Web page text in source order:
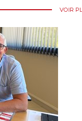
VOIR